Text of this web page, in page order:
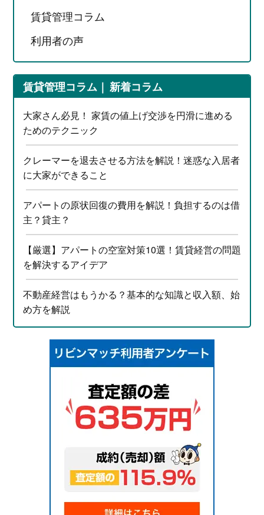
賃貸管理コラム
利用者の声
賃貸管理コラム 新着コラム
大家さん必見！ 家賃の値上げ交渉を円滑に進める
ためのテクニック
クレーマーを退去させる方法を解説！迷惑な入居者
に大家ができること
アパートの原状回復の費用を解説！負担するのは借
主？貸主？
【厳選】アパートの空室対策10選！賃貸経営の問題
を解決するアイデア
不動産経営はもうかる？基本的な知識と収入額、始
め方を解説